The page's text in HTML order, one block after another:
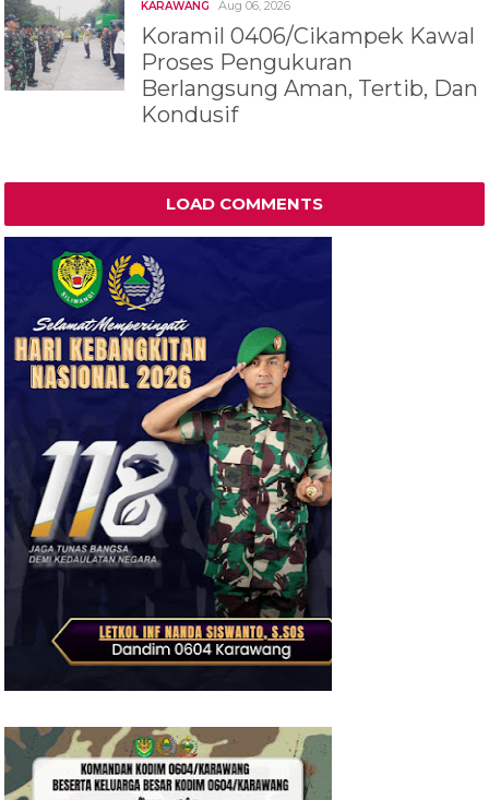
KARAWANG Aug 06, 2026
Koramil 0406/Cikampek Kawal
Proses Pengukuran
Berlangsung Aman, Tertib, Dan
Kondusif
LOAD COMMENTS